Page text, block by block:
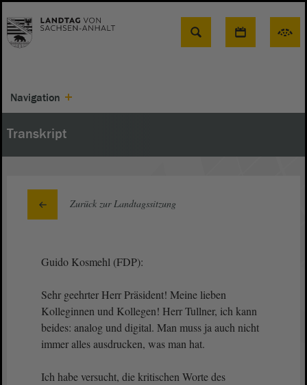
Suche
Navigation
Transkript
Zurück zur Landtagssitzung
Guido Kosmehl (FDP):
Sehr geehrter Herr Präsident! Meine lieben
Kolleginnen und Kollegen! Herr Tullner, ich kann
beides: analog und digital. Man muss ja auch nicht
immer alles ausdrucken, was man hat.
Ich habe versucht, die kritischen Worte des